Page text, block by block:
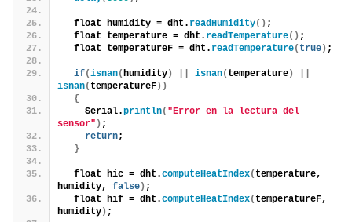
  float humidity = dht.
readHumidity() ;
  float temperature = dht.
readTemperature() ;
  float temperatureF = dht.
readTemperature( true) ;
if(isnan(humidity) isnan( temperature)
isnan( temperatureF))
{
    Serial.
println( "Error en la lectura del
sensor" ) ;
return;
}
  float hic = dht.
computeHeatIndex( temperature,
humidity, false) ;
  float hif = dht.
computeHeatIndex( temperatureF,
humidity) ;